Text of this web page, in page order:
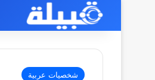
شخصيات عربية